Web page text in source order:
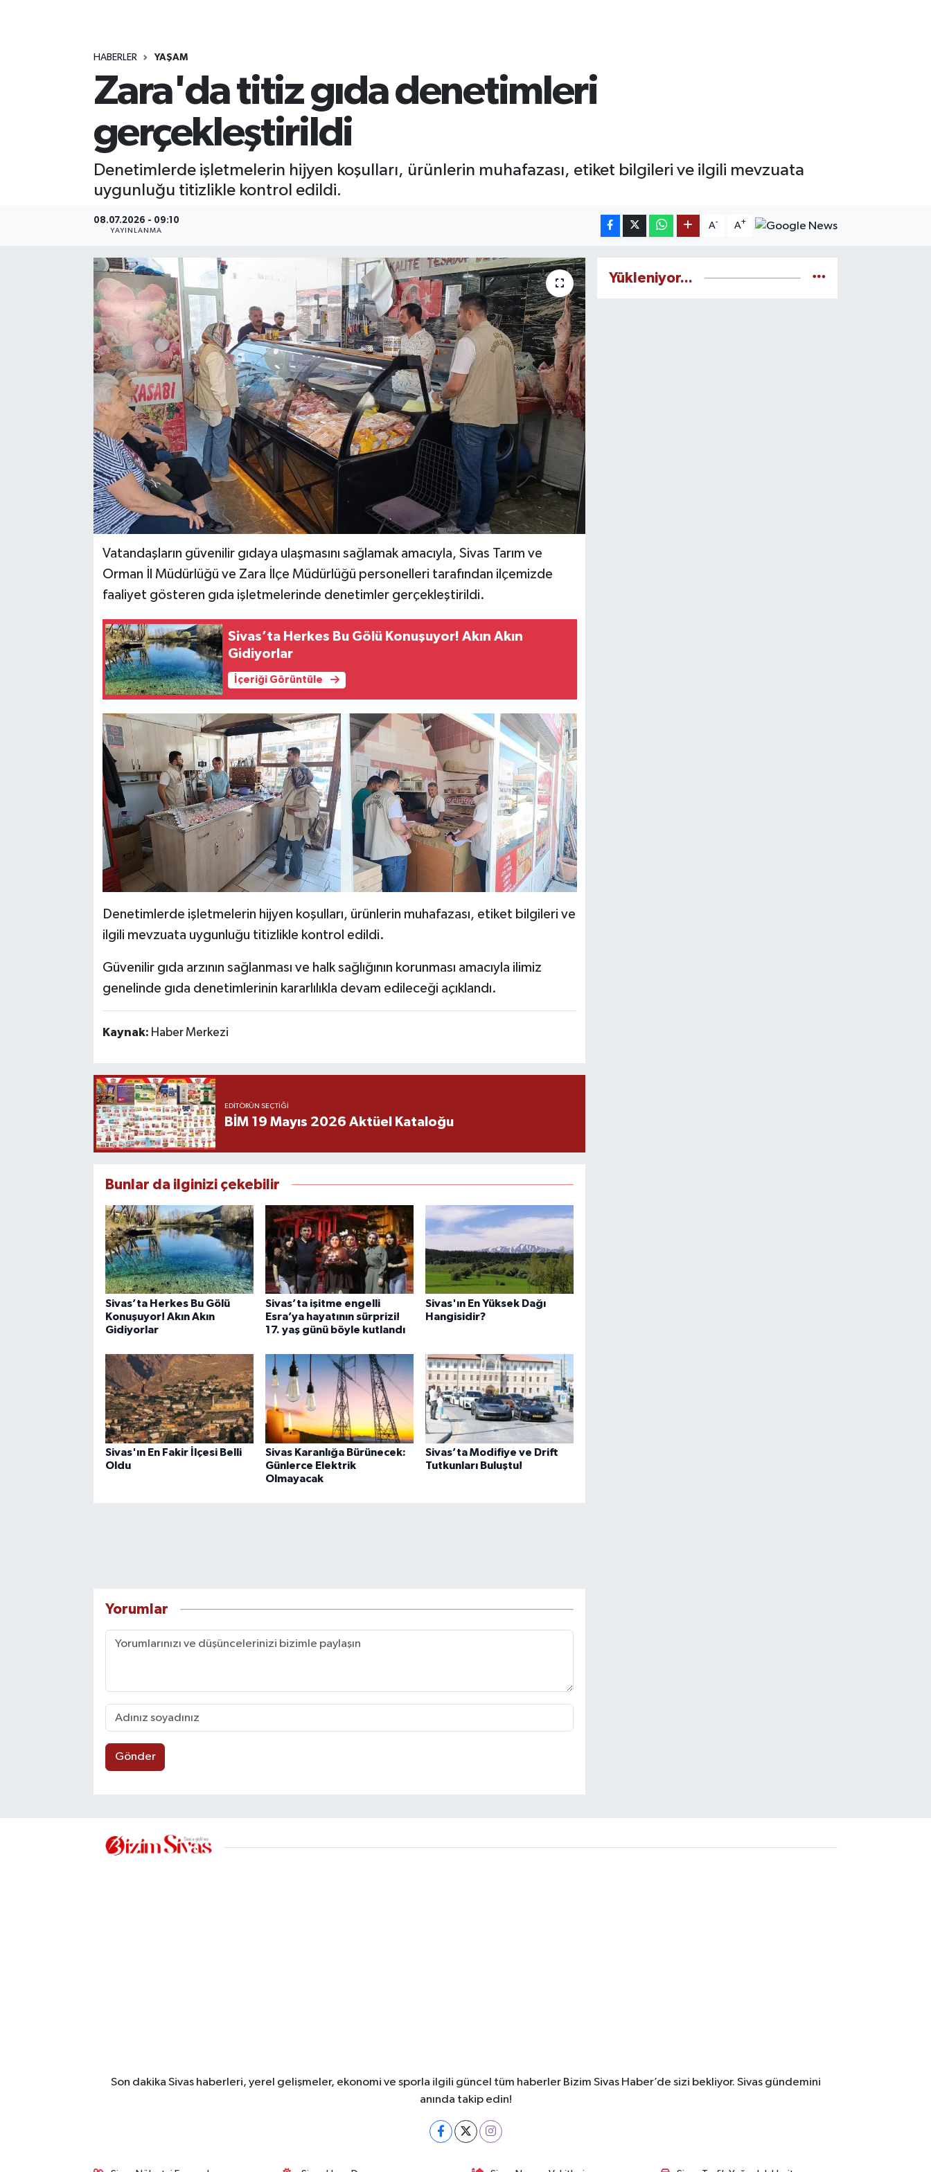
HABERLER YAŞAM
Zara'da titiz gıda denetimleri
gerçekleştirildi
Denetimlerde işletmelerin hijyen koşulları, ürünlerin muhafazası, etiket bilgileri ve ilgili mevzuata
uygunluğu titizlikle kontrol edildi.
08.07.2026 - 09:10
YAYINLANMA
A- A+
Vatandaşların güvenilir gıdaya ulaşmasını sağlamak amacıyla, Sivas Tarım ve
Orman İl Müdürlüğü ve Zara İlçe Müdürlüğü personelleri tarafından ilçemizde
faaliyet gösteren gıda işletmelerinde denetimler gerçekleştirildi.
Sivas’ta Herkes Bu Gölü Konuşuyor! Akın Akın
Gidiyorlar
İçeriği Görüntüle
Denetimlerde işletmelerin hijyen koşulları, ürünlerin muhafazası, etiket bilgileri ve
ilgili mevzuata uygunluğu titizlikle kontrol edildi.
Güvenilir gıda arzının sağlanması ve halk sağlığının korunması amacıyla ilimiz
genelinde gıda denetimlerinin kararlılıkla devam edileceği açıklandı.
Kaynak: Haber Merkezi
EDITÖRÜN SEÇTIĞI
BİM 19 Mayıs 2026 Aktüel Kataloğu
Bunlar da ilginizi çekebilir
Sivas’ta Herkes Bu Gölü
Konuşuyor! Akın Akın
Gidiyorlar
Sivas’ta işitme engelli
Esra’ya hayatının sürprizi!
17. yaş günü böyle kutlandı
Sivas'ın En Yüksek Dağı
Hangisidir?
Sivas'ın En Fakir İlçesi Belli
Oldu
Sivas Karanlığa Bürünecek:
Günlerce Elektrik
Olmayacak
Sivas’ta Modifiye ve Drift
Tutkunları Buluştu!
Yorumlar
Gönder
Yükleniyor...
Son dakika Sivas haberleri, yerel gelişmeler, ekonomi ve sporla ilgili güncel tüm haberler Bizim Sivas Haber’de sizi bekliyor. Sivas gündemini
anında takip edin!
ÖZEL HABER
RESMİ İLANLAR
SOSYAL YARDIMLAR
SPONSORLU YAZI
TEKNOLOJİ